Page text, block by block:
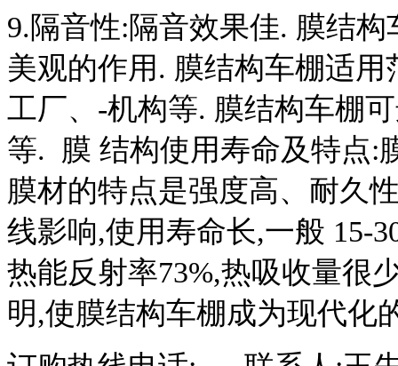
9.隔音性:隔音效果佳. 膜结构
美观的作用. 膜结构车棚适
工厂、-机构等. 膜结构车棚
等.
膜 结构使用寿命及特点:
膜材的特点是强度高、耐久
线影响,使用寿命长,一般 15-
热能反射率73%,热吸收量很
明,使膜结构车棚成为现代化